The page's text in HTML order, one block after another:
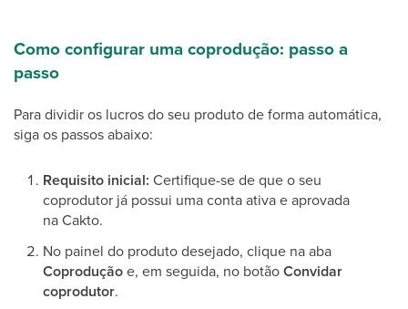
Como configurar uma coprodução: passo a
passo
Para dividir os lucros do seu produto de forma automática,
siga os passos abaixo:
Requisito inicial: Certifique-se de que o seu
coprodutor já possui uma conta ativa e aprovada
na Cakto.
No painel do produto desejado, clique na aba
Coproduçãoe, em seguida, no botãoConvidar
coprodutor.